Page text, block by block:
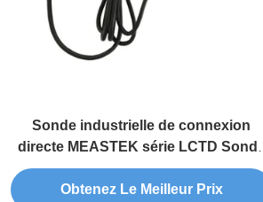
Sonde industrielle de connexion
directe MEASTEK série LCTD Sonde
de courant flexible à basse fréquence,
adaptation globale de la tension
Obtenez Le Meilleur Prix